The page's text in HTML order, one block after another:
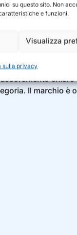
su questo sito. Non
e funzioni.
Visualizza
sulla privacy
sacchi della
di carta. Dumil®
chiaro
Il marchio è